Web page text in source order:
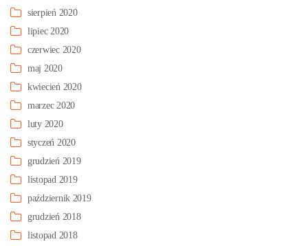
sierpień 2020
lipiec 2020
czerwiec 2020
maj 2020
kwiecień 2020
marzec 2020
luty 2020
styczeń 2020
grudzień 2019
listopad 2019
październik 2019
grudzień 2018
listopad 2018